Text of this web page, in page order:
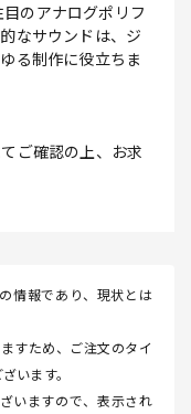
のアナログポリフ
なサウンドは、ジ
る制作に役立ちま
ご確認の上、お求
情報であり、現状とは
すため、ご注文のタイ
います。
いますので、表示され